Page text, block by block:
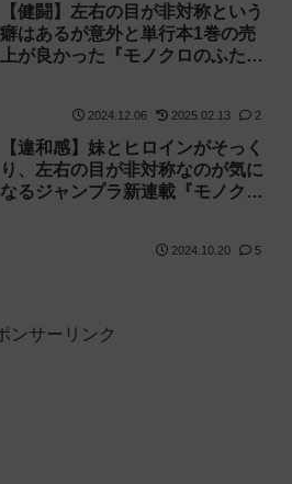
【健闘】左右の目が非対称という
癖はあるが意外と単行本1巻の売
上が良かった『モノクロのふた
2024.12.06 2025.02.13 2
【違和感】妹とヒロインがそっく
り、左右の目が非対称なのが気に
なるジャンプラ新連載『モノクロ
2024.10.20 5
ンサーリンク